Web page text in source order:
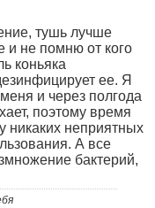
тушь лучше
и не помню от кого
коньяка
ее. Я
и через полгода
поэтому время
никаких неприятных
А все
бактерий,